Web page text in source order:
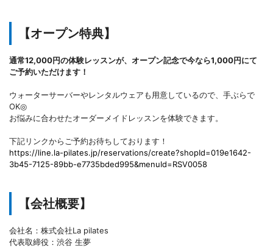
【オープン特典】
通常12,000円の体験レッスンが、オープン記念で今なら1,000円にて
ご予約いただけます！
ウォーターサーバーやレンタルウェアも用意しているので、手ぶらで
OK◎
お悩みに合わせたオーダーメイドレッスンを体験できます。
下記リンクからご予約お待ちしております！
https://line.la-pilates.jp/reservations/create?shopId=019e1642-
3b45-7125-89bb-e7735bded995&menuId=RSV0058
【会社概要】
会社名：株式会社La pilates
代表取締役：渋谷 生夢